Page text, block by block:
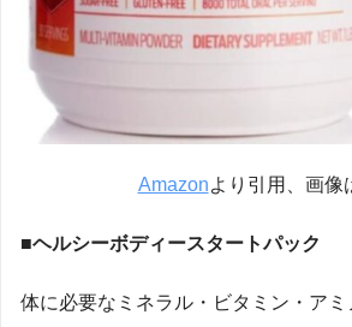
Amazonより引用、画像
■ヘルシーボディースタートパック
体に必要なミネラル・ビタミン・ア